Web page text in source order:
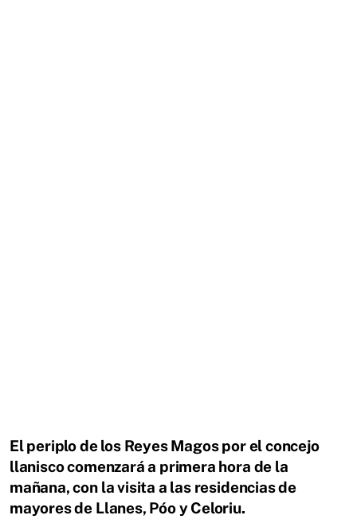
El periplo de los Reyes Magos por el concejo
llanisco comenzará a primera hora de la
mañana, con la visita a las residencias de
mayores de Llanes, Póo y Celoriu.